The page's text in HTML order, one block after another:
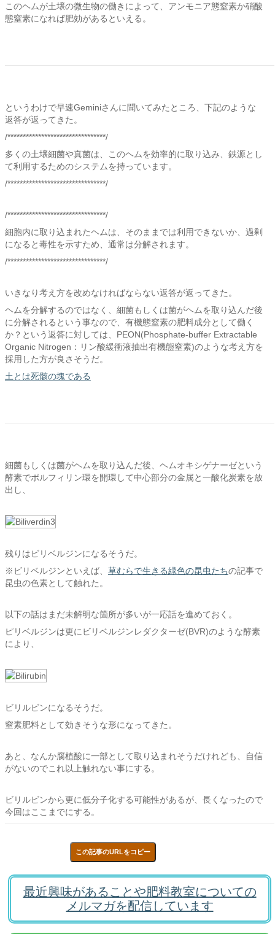
このヘムが土壌の微生物の働きによって、アンモニア態窒素か硝酸
態窒素になれば肥効があるといえる。
というわけで早速Geminiさんに聞いてみたところ、下記のような
返答が返ってきた。
/********************************/
多くの土壌細菌や真菌は、このヘムを効率的に取り込み、鉄源とし
て利用するためのシステムを持っています。
/********************************/
/********************************/
細胞内に取り込まれたヘムは、そのままでは利用できないか、過剰
になると毒性を示すため、通常は分解されます。
/********************************/
いきなり考え方を改めなければならない返答が返ってきた。
ヘムを分解するのではなく、細菌もしくは菌がヘムを取り込んだ後
に分解されるという事なので、有機態窒素の肥料成分として働く
か？という返答に対しては、PEON(Phosphate-buffer Extractable
Organic Nitrogen：リン酸緩衝液抽出有機態窒素)のような考え方を
採用した方が良さそうだ。
土とは死骸の塊である
細菌もしくは菌がヘムを取り込んだ後、ヘムオキシゲナーゼという
酵素でポルフィリン環を開環して中心部分の金属と一酸化炭素を放
出し、
残りはビリベルジンになるそうだ。
※ビリベルジンといえば、 草むらで生きる緑色の昆虫たちの記事で
昆虫の色素として触れた。
以下の話はまだ未解明な箇所が多いが一応話を進めておく。
ピリベルジンは更にビリベルジンレダクターゼ(BVR)のような酵素
により、
ビリルビンになるそうだ。
窒素肥料として効きそうな形になってきた。
あと、なんか腐植酸に一部として取り込まれそうだけれども、自信
がないのでこれ以上触れない事にする。
ビリルビンから更に低分子化する可能性があるが、長くなったので
今回はここまでにする。
この記事のURLをコピー
最近興味があることや肥料教室についての
メルマガを配信しています